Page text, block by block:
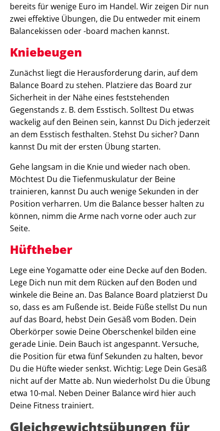
bereits für wenige Euro im Handel. Wir zeigen Dir nun
zwei effektive Übungen, die Du entweder mit einem
Balancekissen oder -board machen kannst.
Kniebeugen
Zunächst liegt die Herausforderung darin, auf dem
Balance Board zu stehen. Platziere das Board zur
Sicherheit in der Nähe eines feststehenden
Gegenstands z. B. dem Esstisch. Solltest Du etwas
wackelig auf den Beinen sein, kannst Du Dich jederzeit
an dem Esstisch festhalten. Stehst Du sicher? Dann
kannst Du mit der ersten Übung starten.
Gehe langsam in die Knie und wieder nach oben.
Möchtest Du die Tiefenmuskulatur der Beine
trainieren, kannst Du auch wenige Sekunden in der
Position verharren. Um die Balance besser halten zu
können, nimm die Arme nach vorne oder auch zur
Seite.
Hüftheber
Lege eine Yogamatte oder eine Decke auf den Boden.
Lege Dich nun mit dem Rücken auf den Boden und
winkele die Beine an. Das Balance Board platzierst Du
so, dass es am Fußende ist. Beide Füße stellst Du nun
auf das Board, hebst Dein Gesäß vom Boden. Dein
Oberkörper sowie Deine Oberschenkel bilden eine
gerade Linie. Dein Bauch ist angespannt. Versuche,
die Position für etwa fünf Sekunden zu halten, bevor
Du die Hüfte wieder senkst. Wichtig: Lege Dein Gesäß
nicht auf der Matte ab. Nun wiederholst Du die Übung
etwa 10-mal. Neben Deiner Balance wird hier auch
Deine Fitness trainiert.
Gleichgewichtsübungen für